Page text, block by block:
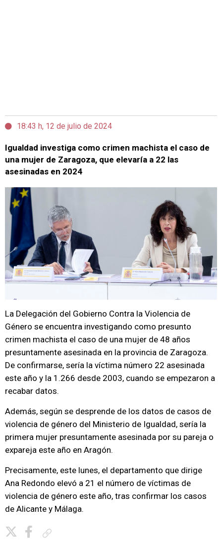
18:43 h, 12 de julio de 2024
Igualdad investiga como crimen machista el caso de
una mujer de Zaragoza, que elevaría a 22 las
asesinadas en 2024
La Delegación del Gobierno Contra la Violencia de
Género se encuentra investigando como presunto
crimen machista el caso de una mujer de 48 años
presuntamente asesinada en la provincia de Zaragoza.
De confirmarse, sería la víctima número 22 asesinada
este año y la 1.266 desde 2003, cuando se empezaron a
recabar datos.
Además, según se desprende de los datos de casos de
violencia de género del Ministerio de Igualdad, sería la
primera mujer presuntamente asesinada por su pareja o
expareja este año en Aragón.
Precisamente, este lunes, el departamento que dirige
Ana Redondo elevó a 21 el número de víctimas de
violencia de género este año, tras confirmar los casos
de Alicante y Málaga.